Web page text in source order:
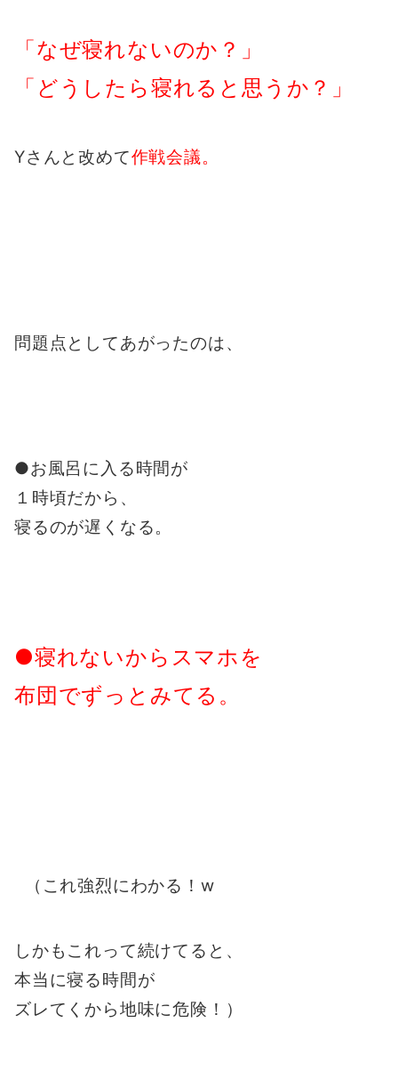
「なぜ寝れないのか？」
「どうしたら寝れると思うか？」
Yさんと改めて作戦会議。
問題点としてあがったのは、
●お風呂に入る時間が
１時頃だから、
寝るのが遅くなる。
●寝れないからスマホを
布団でずっとみてる。
（これ強烈にわかる！w
しかもこれって続けてると、
本当に寝る時間が
ズレてくから地味に危険！）